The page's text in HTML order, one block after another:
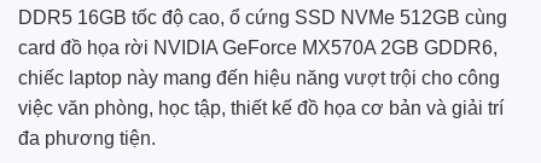
DDR5 16GB tốc độ cao, ổ cứng SSD NVMe 512GB cùng
card đồ họa rời NVIDIA GeForce MX570A 2GB GDDR6,
chiếc laptop này mang đến hiệu năng vượt trội cho công
việc văn phòng, học tập, thiết kế đồ họa cơ bản và giải trí
đa phương tiện.